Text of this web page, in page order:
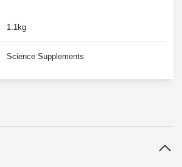
1.1kg
Science Supplements